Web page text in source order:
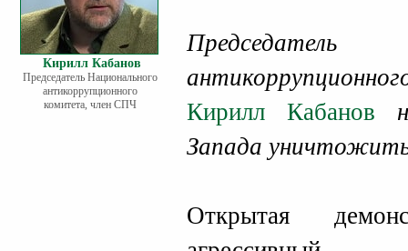
Кирилл Кабанов
Председатель Национального
антикоррупционного
комитета, член СПЧ
Кирилл Кабанов
Запада уничтожить
Открытая